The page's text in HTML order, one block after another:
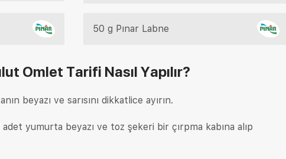
50 g Pınar Labne
Omlet Tarifi Nasıl Yapılır?
beyazı ve sarısını dikkatlice ayırın.
adet yumurta beyazı ve toz şekeri bir çırpma kabına alıp